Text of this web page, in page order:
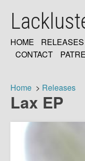
main
MAIN
HOME RELEASES
CONTACT
Breadcrumb
Home Releases
Lax EP